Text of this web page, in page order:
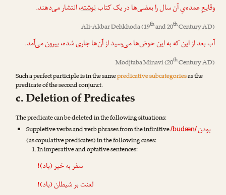
وقایعِ عمده‌یِ آن سال را بعضی‌ها در یک کتابنوشته، انتشار می‌دهند.
Ali-Akbar Dehkhoda(19thand 20thCentury AD)
آب بعد از این که به این حوض‌ها می‌رسید از آن‌ها جاریشده، بیرون می‌آمد.
Modjtaba Minavi(20thCentury AD)
Such a perfect participle is in the samepredicative subcategoriesas the
predicate of the second conjunct.
c. Deletion of Predicates
The predicate can be deleted in the following situations:
Suppletive verbs and verb phrases from the infinitive/budæn/بودن
(as copulative predicates) in the following cases:
In imperative and optative sentences:
سفر به خیر (باد)!
لعنت بر شیطان (باد)!